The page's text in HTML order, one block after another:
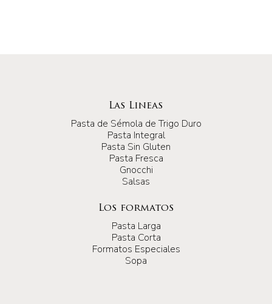
Las Lineas
Pasta de Sémola de Trigo Duro
Pasta Integral
Pasta Sin Gluten
Pasta Fresca
Gnocchi
Salsas
Los formatos
Pasta Larga
Pasta Corta
Formatos Especiales
Sopa